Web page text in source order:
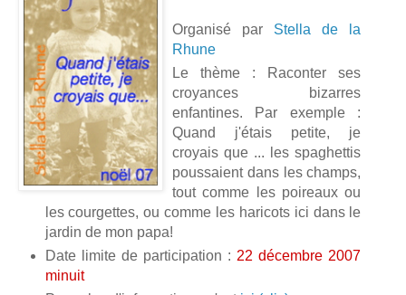
Organisé par Stella de la
Rhune
Le thème : Raconter ses
croyances bizarres
enfantines. Par exemple :
Quand j'étais petite, je
croyais que ... les spaghettis
poussaient dans les champs,
tout comme les poireaux ou
les courgettes, ou comme les haricots ici dans le
jardin de mon papa!
Date limite de participation : 22 décembre 2007
minuit